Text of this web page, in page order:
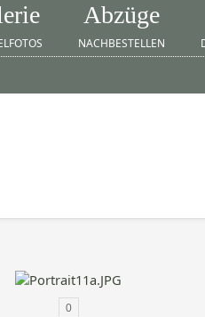
Abzüge
NACHBESTELLEN
0